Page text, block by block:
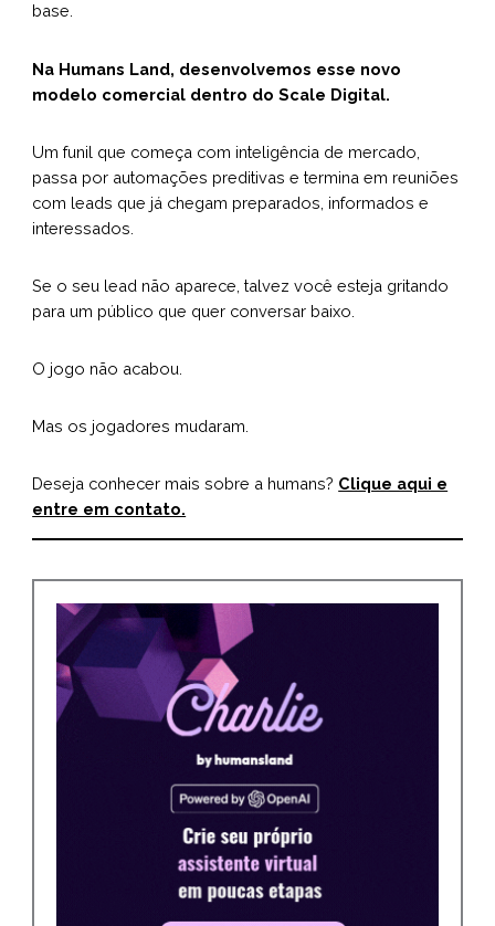
base.
Na Humans Land, desenvolvemos esse novo
modelo comercial dentro do Scale Digital.
Um funil que começa com inteligência de mercado,
passa por automações preditivas e termina em reuniões
com leads que já chegam preparados, informados e
interessados.
Se o seu lead não aparece, talvez você esteja gritando
para um público que quer conversar baixo.
O jogo não acabou.
Mas os jogadores mudaram.
Deseja conhecer mais sobre a humans? Clique aqui e
entre em contato.